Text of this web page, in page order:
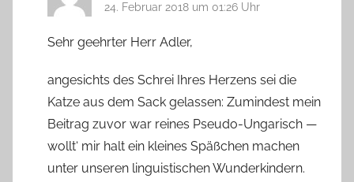
24. Februar 2018 um 01:26 Uhr
Sehr geehrter Herr Adler,
angesichts des Schrei Ihres Herzens sei die
Katze aus dem Sack gelassen: Zumindest mein
Beitrag zuvor war reines Pseudo-Ungarisch —
wollt‘ mir halt ein kleines Späßchen machen
unter unseren linguistischen Wunderkindern.